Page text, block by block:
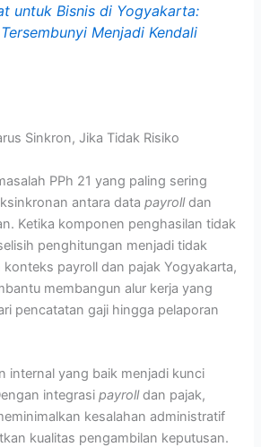
untuk Bisnis di Yogyakarta:
Menjadi Kendali
Sinkron, Jika Tidak Risiko
PPh 21 yang paling sering
antara datapayrolldan
Ketika komponen penghasilan tidak
penghitungan menjadi tidak
konteks payroll dan pajak Yogyakarta,
membangun alur kerja yang
pencatatan gaji hingga pelaporan
internal yang baik menjadi kunci
integrasipayrolldan pajak,
kesalahan administratif
kualitas pengambilan keputusan.